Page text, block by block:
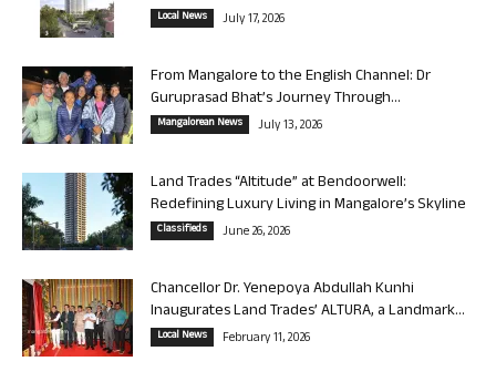
Local News July 17, 2026
From Mangalore to the English Channel: Dr
Guruprasad Bhat’s Journey Through...
Mangalorean News July 13, 2026
Land Trades “Altitude” at Bendoorwell:
Redefining Luxury Living in Mangalore’s Skyline
Classifieds June 26, 2026
Chancellor Dr. Yenepoya Abdullah Kunhi
Inaugurates Land Trades’ ALTURA, a Landmark...
Local News February 11, 2026